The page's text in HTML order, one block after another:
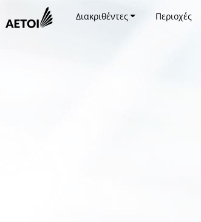
Διακριθέντες Περιοχές